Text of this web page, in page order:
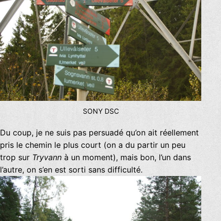
SONY DSC
Du coup, je ne suis pas persuadé qu’on ait réellement
pris le chemin le plus court (on a du partir un peu
trop sur Tryvann à un moment), mais bon, l’un dans
l’autre, on s’en est sorti sans difficulté.